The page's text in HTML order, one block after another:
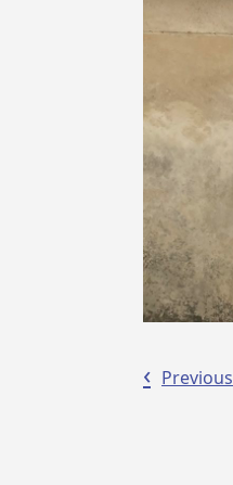
‹ Previous